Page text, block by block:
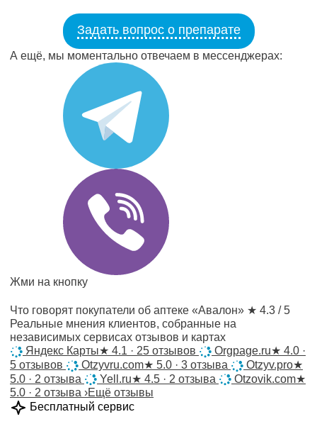
Задать вопрос о препарате
А ещё, мы моментально отвечаем в мессенджерах:
Жми на кнопку
Что говорят покупатели об аптеке «Авалон» ★ 4.3 / 5
Реальные мнения клиентов, собранные на
независимых сервисах отзывов и картах
Яндекс Карты★ 4.1 · 25 отзывов Orgpage.ru★ 4.0 ·
5 отзывов
Otzyvru.com★ 5.0 · 3 отзыва Otzyv.pro★
5.0 · 2 отзыва
Yell.ru★ 4.5 · 2 отзыва Otzovik.com★
5.0 · 2 отзыва ›Ещё отзывы
Бесплатный сервис